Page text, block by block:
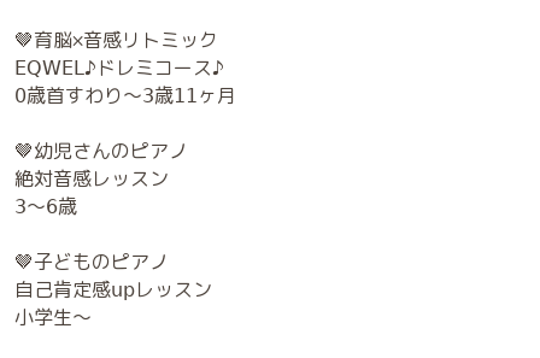
🤎育脳×音感リトミック
𝖤𝖰𝖶𝖤𝖫♪ドレミコース♪
𝟢歳首すわり～𝟥歳𝟣𝟣ヶ月
🤎幼児さんのピアノ
絶対音感レッスン
𝟥～𝟨歳
🤎子どものピアノ
自己肯定感𝗎𝗉レッスン
小学生～